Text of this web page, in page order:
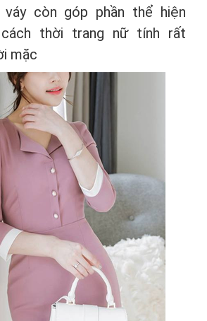
còn góp phần thể hiện
thời trang nữ tính rất
mặc